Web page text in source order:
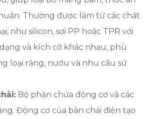
Thường được làm từ các chất
như silicon, sợi PP hoặc TPR với
và kích cỡ khác nhau, phù
loại răng, nướu và nhu cầu sử
Bộ phận chứa động cơ và các
Động cơ của bàn chải điện tạo